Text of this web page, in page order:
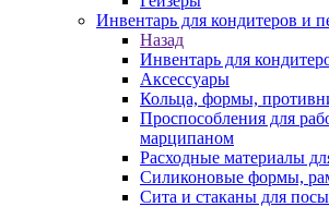
Инвентарь для кондитеров и
Назад
Инвентарь для
Аксессуары
Кольца, формы,
Проспособления для
марципаном
Расходные материалы
Силиконовые формы,
Сита и стаканы для